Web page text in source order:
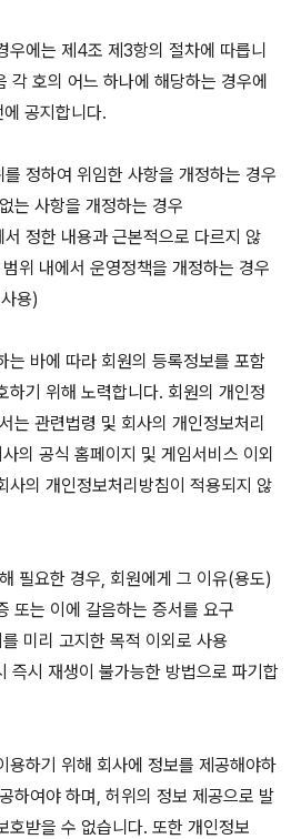
에는 제4조 제3항의 절차에 따릅니
각 호의 어느 하나에 해당하는 경우에
공지합니다.
정하여 위임한 사항을 개정하는 경우
는 사항을 개정하는 경우
정한 내용과 근본적으로 다르지 않
위 내에서 운영정책을 개정하는 경우
용)
바에 따라 회원의 등록정보를 포함
하기 위해 노력합니다. 회원의 개인정
는 관련법령 및 회사의 개인정보처리
의 공식 홈페이지 및 게임서비스 이외
사의 개인정보처리방침이 적용되지 않
필요한 경우, 회원에게 그 이유(용도)
또는 이에 갈음하는 증서를 요구
미리 고지한 목적 이외로 사용
즉시 재생이 불가능한 방법으로 파기합
하기 위해 회사에 정보를 제공해야하
하여야 하며, 허위의 정보 제공으로 발
호받을 수 없습니다. 또한 개인정보